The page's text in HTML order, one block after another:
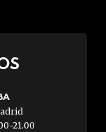
21.00